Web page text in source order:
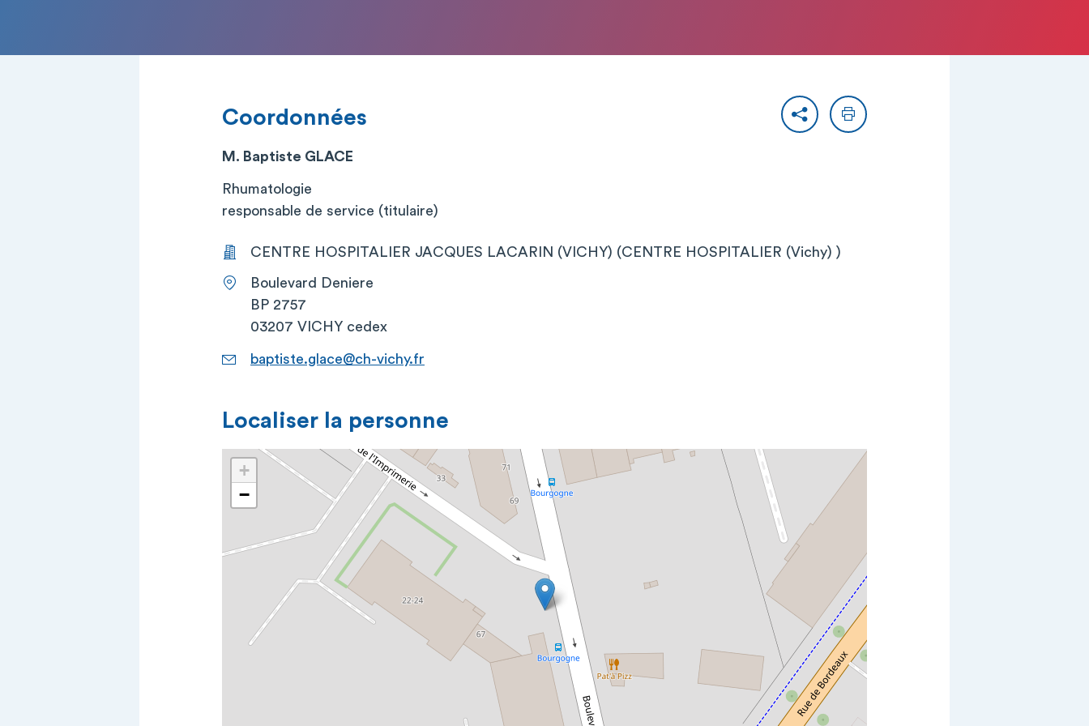
PartagerImprimer
Coordonnées
M. Baptiste GLACE
Rhumatologie
responsable de service (titulaire)
CENTRE HOSPITALIER JACQUES LACARIN (VICHY) (CENTRE HOSPITALIER (Vichy) )
Boulevard Deniere
BP 2757
03207 VICHY cedex
baptiste.glace@ch-vichy.fr
Localiser la personne
+
−